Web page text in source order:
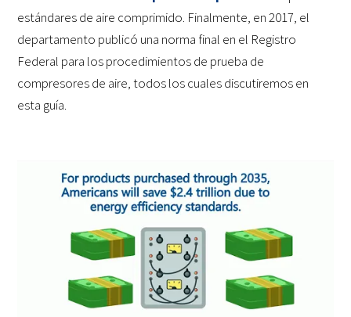
estándares de aire comprimido. Finalmente, en 2017, el
departamento publicó una norma final en el Registro
Federal para los procedimientos de prueba de
compresores de aire, todos los cuales discutiremos en
esta guía.